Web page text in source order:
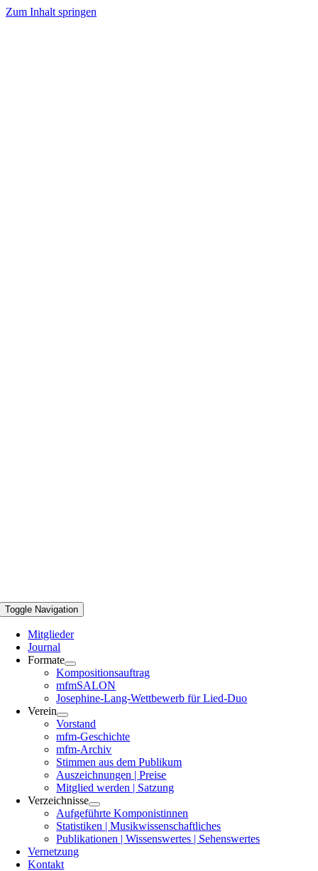
Zum Inhalt springen
Toggle Navigation
Mitglieder
Journal
Formate
Kompositionsauftrag
mfmSALON
Josephine-Lang-Wettbewerb für Lied-Duo
Verein
Vorstand
mfm-Geschichte
mfm-Archiv
Stimmen aus dem Publikum
Auszeichnungen | Preise
Mitglied werden | Satzung
Verzeichnisse
Aufgeführte Komponistinnen
Statistiken | Musikwissenschaftliches
Publikationen | Wissenswertes | Sehenswertes
Vernetzung
Kontakt